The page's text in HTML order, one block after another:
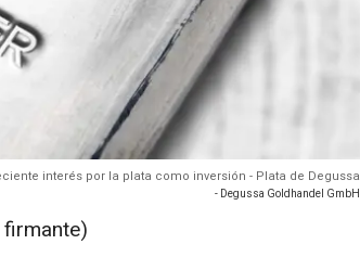
interés por la plata como inversión - Plata de Degussa
- Degussa Goldhandel GmbH